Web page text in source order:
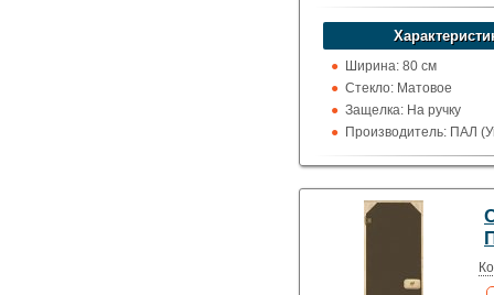
Указать цену
Ширина: 80 см
Стекло: Матовое
Защелка: На ручку
Производитель: ПАЛ
Высота: 210 см